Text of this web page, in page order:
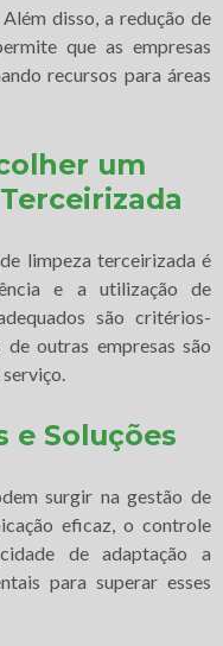
disso, a redução de
que as empresas
recursos para áreas
um
limpeza terceirizada é
e a utilização de
são critérios-
de outras empresas são
e Soluções
surgir na gestão de
eficaz, o controle
de adaptação a
para superar esses